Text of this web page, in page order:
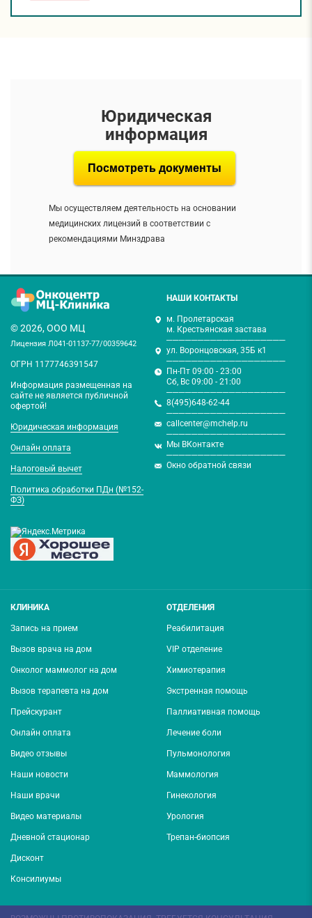
Юридическая
информация
Посмотреть документы
Мы осуществляем деятельность на основании
медицинских лицензий в соответствии с
рекомендациями Минздрава
© 2026, ООО МЦ
Лицензия Л041-01137-77/00359642
ОГРН 1177746391547
Информация размещенная на
сайте не является публичной
офертой!
Юридическая информация
Онлайн оплата
Налоговый вычет
Политика обработки ПДн (№152-
ФЗ)
НАШИ КОНТАКТЫ
м. Пролетарская
м. Крестьянская застава
───────────────────
ул. Воронцовская, 35Б к1
───────────────────
Пн-Пт 09:00 - 23:00
Сб, Вс 09:00 - 21:00
───────────────────
8(495)648-62-44
───────────────────
callcenter@mchelp.ru
───────────────────
Мы ВКонтакте
───────────────────
Окно обратной связи
КЛИНИКА
Запись на прием
Вызов врача на дом
Онколог маммолог на дом
Вызов терапевта на дом
Прейскурант
Онлайн оплата
Видео отзывы
Наши новости
Наши врачи
Видео материалы
Дневной стационар
Дисконт
Консилиумы
ОТДЕЛЕНИЯ
Реабилитация
VIP отделение
Химиотерапия
Экстренная помощь
Паллиативная помощь
Лечение боли
Пульмонология
Маммология
Гинекология
Урология
Трепан-биопсия